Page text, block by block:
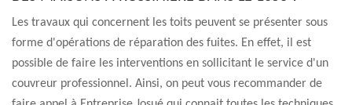
Les travaux qui concernent les toits peuvent se présenter sous
forme d'opérations de réparation des fuites. En effet, il est
possible de faire les interventions en sollicitant le service d'un
couvreur professionnel. Ainsi, on peut vous recommander de